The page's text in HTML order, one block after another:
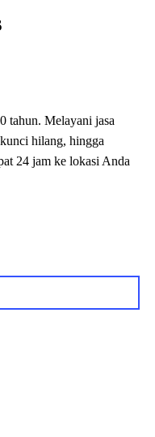
tahun. Melayani jasa
hilang, hingga
24 jam ke lokasi Anda